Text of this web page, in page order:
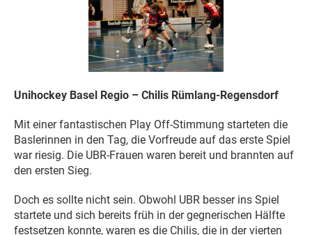
Unihockey Basel Regio – Chilis Rümlang-Regensdorf
Mit einer fantastischen Play Off-Stimmung starteten die
Baslerinnen in den Tag, die Vorfreude auf das erste Spiel
war riesig. Die UBR-Frauen waren bereit und brannten auf
den ersten Sieg.
Doch es sollte nicht sein. Obwohl UBR besser ins Spiel
startete und sich bereits früh in der gegnerischen Hälfte
festsetzen konnte, waren es die Chilis, die in der vierten